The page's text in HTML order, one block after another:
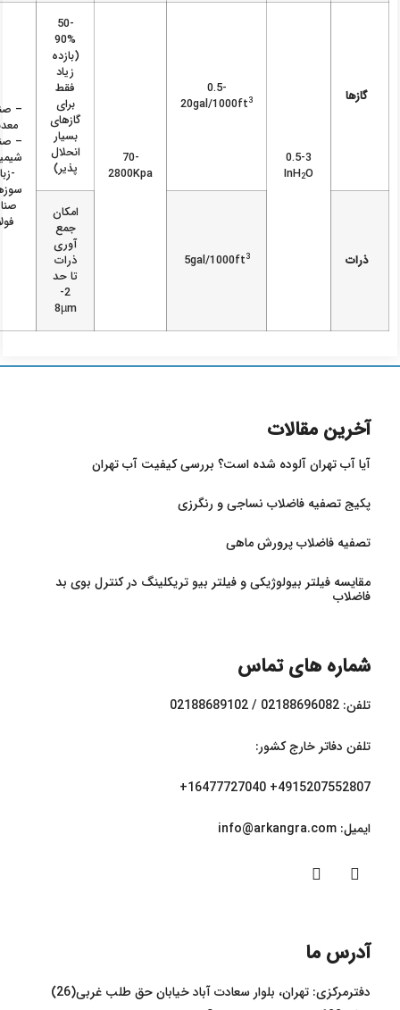
گازها
0.5-3
InH2O
0.5-
20gal/1000ft3
70-
2800Kpa
50-
90%
(بازده
زیاد
فقط
برای
گازهای
بسیار
انحلال
پذیر)
–
–
-
ذرات 5gal/1000ft3
امکان
جمع
آوری
ذرات
تا حد
2-
8µm
آخرین مقالات
آیا آب تهران آلوده شده است؟ بررسی کیفیت آب تهران
پکیج تصفیه فاضلاب نساجی و رنگرزی
تصفیه فاضلاب پرورش ماهی
مقایسه فیلتر بیولوژیکی و فیلتر بیو تریکلینگ در کنترل بوی بد
فاضلاب
شماره های تماس
تلفن: 02188696082 / 02188689102
تلفن دفاتر خارج کشور:
4915207552807+ 16477727040+
ایمیل:‌ info@arkangra.com
آدرس ما
دفترمرکزی: تهران، بلوار سعادت آباد خیابان حق طلب غربی(26)